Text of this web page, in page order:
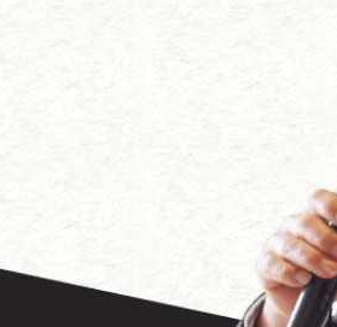
上杉鷹山の藩政改革に学ぶ ～企
「戦艦大和の最期」（吉
～なぜ戦艦大和は、日本人の
『２０１１年は、こう動く！激変
～米国大乱、中国争乱、北朝鮮混
内容を見る